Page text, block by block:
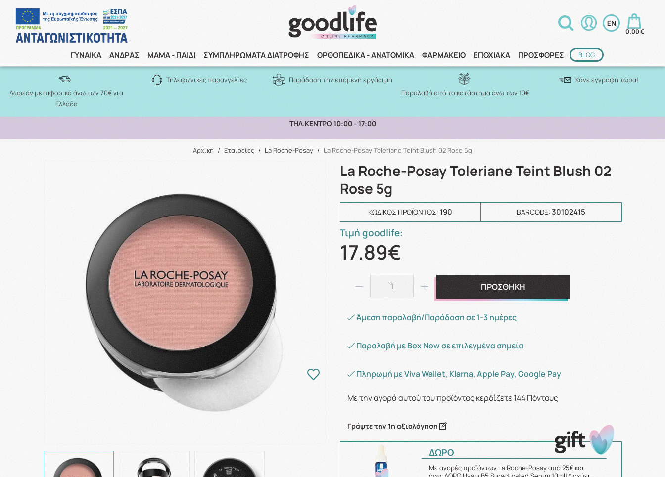
0.00 €
ΓΥΝΑΙΚΑ ΑΝΔΡΑΣ ΜΑΜΑ - ΠΑΙΔΙ ΣΥΜΠΛΗΡΩΜΑΤΑ ΔΙΑΤΡΟΦΗΣ ΟΡΘΟΠΕΔΙΚΑ - ΑΝΑΤΟΜΙΚΑ ΦΑΡΜΑΚΕΙΟ ΕΠΟΧΙΑΚΑ ΠΡΟΣΦΟΡΕΣ BLOG
Αναζήτηση
Δωρεάν μεταφορικά άνω των 70€ για
Ελλάδα
Τηλεφωνικές παραγγελίες
Παράδοση την επόμενη εργάσιμη
Παραλαβή από το κατάστημα άνω των 10€
Κάνε εγγραφή τώρα!
ΠΑΡΑΛΑΒΗ ΑΠΟ ΤΟ ΚΑΤΑΣΤΗΜΑ ΑΝΩ ΤΩΝ 10€
Αρχική / Εταιρείες / La Roche-Posay / La Roche-Posay Toleriane Teint Blush 02 Rose 5g
La Roche-Posay Toleriane Teint Blush 02
Rose 5g
ΚΩΔΙΚΌΣ ΠΡΟΪΌΝΤΟΣ:190 BARCODE:30102415
Τιμή goodlife:
17.89€
ΠΡΟΣΘΗΚΗ
Άμεση παραλαβή/Παράδοση σε 1-3 ημέρες
Παραλαβή με Box Now σε επιλεγμένα σημεία
Πληρωμή με Viva Wallet, Klarna, Apple Pay, Google Pay
Με την αγορά αυτού του προϊόντος κερδίζετε144Πόντους
Γράψτε την 1η αξιολόγηση
ΔΩΡΟ
Με αγορές προϊόντων La Roche-Posay από 25€ και